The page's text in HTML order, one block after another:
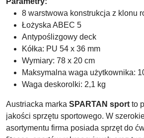
8 warstwowa konstrukcja z klonu
Łożyska ABEC 5
Antypoślizgowy deck
Kółka: PU 54 x 36 mm
Wymiary: 78 x 20 cm
Maksymalna waga użytkownika:
Waga deskorolki: 2,1 kg
Austriacka marka SPARTAN sport to
jakości sprzętu sportowego. W
asortymentu firma posiada sprzęt do